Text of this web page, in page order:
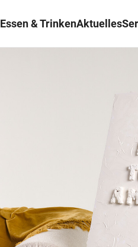
Essen & TrinkenAktuelles